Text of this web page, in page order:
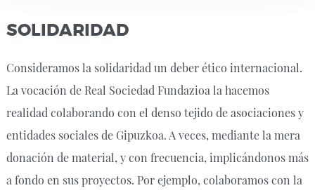
SOLIDARIDAD
Consideramos la solidaridad un deber ético internacional.
La vocación de Real Sociedad Fundazioa la hacemos
realidad colaborando con el denso tejido de asociaciones y
entidades sociales de Gipuzkoa. A veces, mediante la mera
donación de material, y con frecuencia, implicándonos más
a fondo en sus proyectos. Por ejemplo, colaboramos con la